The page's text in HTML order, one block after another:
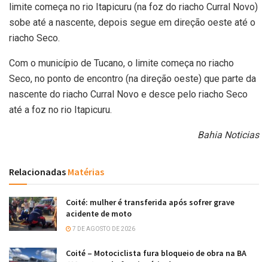
limite começa no rio Itapicuru (na foz do riacho Curral Novo)
sobe até a nascente, depois segue em direção oeste até o
riacho Seco.
Com o município de Tucano, o limite começa no riacho
Seco, no ponto de encontro (na direção oeste) que parte da
nascente do riacho Curral Novo e desce pelo riacho Seco
até a foz no rio Itapicuru.
Bahia Noticias
Relacionadas Matérias
Coité: mulher é transferida após sofrer grave
acidente de moto
7 DE AGOSTO DE 2026
Coité – Motociclista fura bloqueio de obra na BA